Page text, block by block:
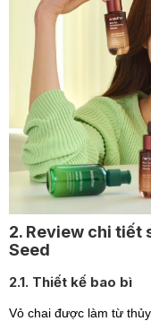
2. Review chi tiết
Seed
2.1. Thiết kế bao bì
Vỏ chai được làm từ